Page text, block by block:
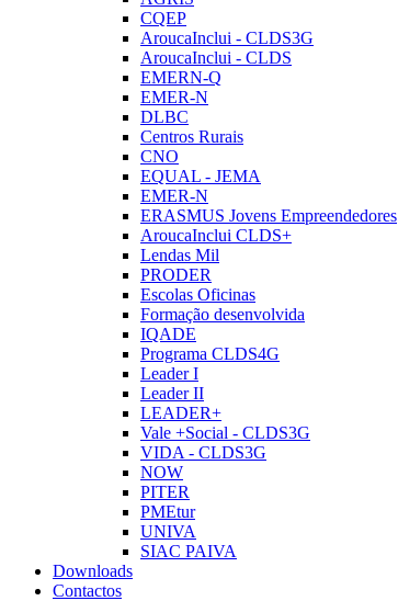
CQEP
AroucaInclui - CLDS3G
AroucaInclui - CLDS
EMERN-Q
EMER-N
DLBC
Centros Rurais
CNO
EQUAL - JEMA
EMER-N
ERASMUS Jovens Empreendedores
AroucaInclui CLDS+
Lendas Mil
PRODER
Escolas Oficinas
Formação desenvolvida
IQADE
Programa CLDS4G
Leader I
Leader II
LEADER+
Vale +Social - CLDS3G
VIDA - CLDS3G
NOW
PITER
PMEtur
UNIVA
SIAC PAIVA
Downloads
Contactos